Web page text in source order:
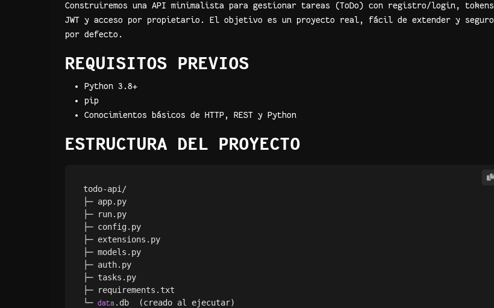
Construiremos una API minimalista para gestionar tareas (ToDo) con registro/login, tokens
JWT y acceso por propietario. El objetivo es un proyecto real, fácil de extender y seguro
por defecto.
REQUISITOS PREVIOS
Python 3.8+
pip
Conocimientos básicos de HTTP, REST y Python
ESTRUCTURA DEL PROYECTO
todo-api/
├─ app.py
├─ run.py
├─ config.py
├─ extensions.py
├─ models.py
├─ auth.py
├─ tasks.py
├─ requirements.txt
└─ data